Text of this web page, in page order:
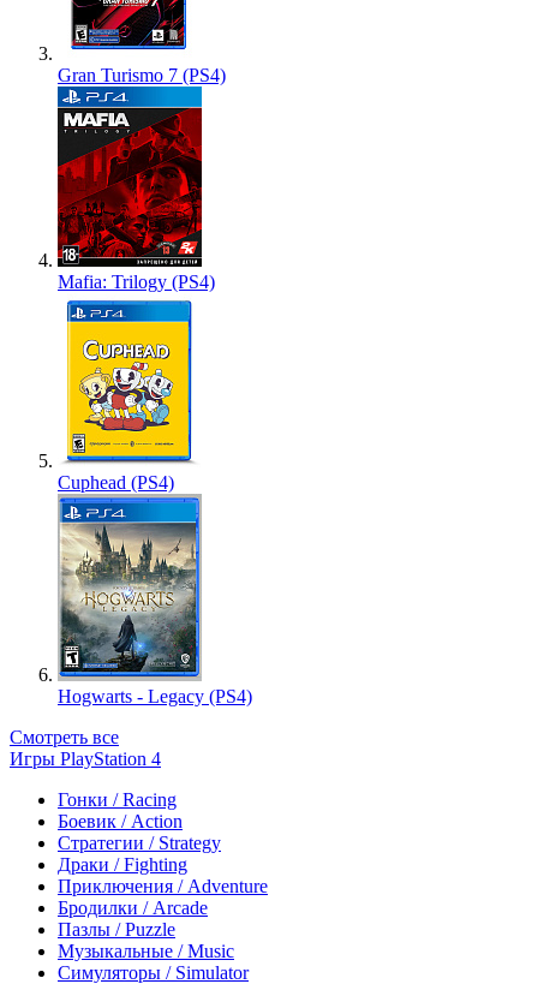
Gran Turismo 7 (PS4)
Mafia: Trilogy (PS4)
Cuphead (PS4)
Hogwarts - Legacy (PS4)
Смотреть все
Игры PlayStation 4
Гонки / Racing
Боевик / Action
Стратегии / Strategy
Драки / Fighting
Приключения / Adventure
Бродилки / Arcade
Пазлы / Puzzle
Музыкальные / Music
Симуляторы / Simulator